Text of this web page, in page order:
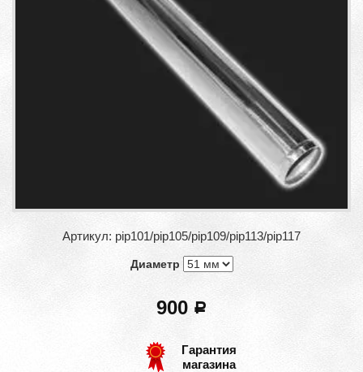
Артикул: pip101/pip105/pip109/pip113/pip117
Диаметр
900 a
Гарантия
магазина